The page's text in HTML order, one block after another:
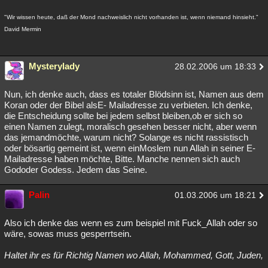
"Wir wissen heute, daß der Mond nachweislich nicht vorhanden ist, wenn niemand hinsieht."
David Mermin
Mysterylady 28.02.2006 um 18:33
Nun, ich denke auch, dass es totaler Blödsinn ist, Namen aus dem
Koran oder der Bibel alsE- Mailadresse zu verbieten. Ich denke,
die Entscheidung sollte bei jedem selbst bleiben,ob er sich so
einen Namen zulegt, moralisch gesehen besser nicht, aber wenn
das jemandmöchte, warum nicht? Solange es nicht rassistisch
oder bösartig gemeint ist, wenn einMoslem nun Allah in seiner E-
Mailadresse haben möchte, Bitte. Manche nennen sich auch
Gododer Godess. Jedem das Seine.
Palin 01.03.2006 um 18:21
Also ich denke das wenn es zum beispiel mit Fuck_Allah oder so
wäre, sowas muss gesperrtsein.
Haltet ihr es für Richtig Namen wo Allah, Mohammed, Gott, Juden,